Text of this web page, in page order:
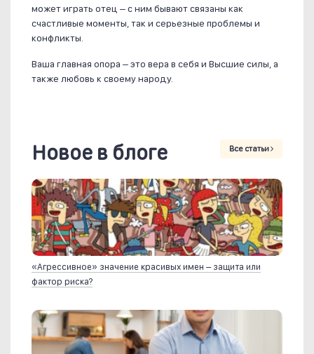
может играть отец – с ним бывают связаны как
счастливые моменты, так и серьезные проблемы и
конфликты.
Ваша главная опора – это вера в себя и Высшие силы, а
также любовь к своему народу.
Новое в блоге Все статьи
«Агрессивное» значение красивых имен – защита или
фактор риска?